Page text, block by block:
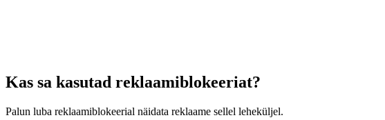
Kas sa kasutad reklaamiblokeeriat?
Palun luba reklaamiblokeerial näidata reklaame sellel leheküljel.